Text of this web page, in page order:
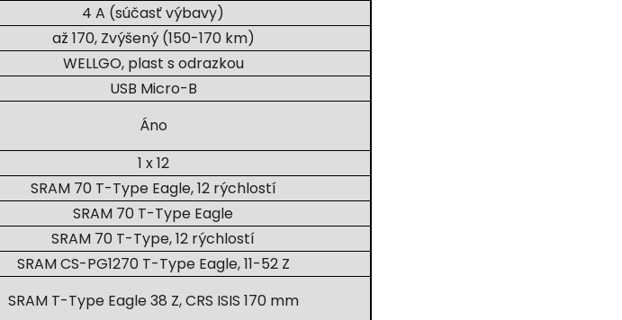
4 A (súčasť výbavy)
až 170, Zvýšený (150-170 km)
WELLGO, plast s odrazkou
USB Micro-B
Áno
1 x 12
SRAM 70 T-Type Eagle, 12 rýchlostí
SRAM 70 T-Type Eagle
SRAM 70 T-Type, 12 rýchlostí
SRAM CS-PG1270 T-Type Eagle, 11-52 Z
SRAM T-Type Eagle 38 Z, CRS ISIS 170 mm